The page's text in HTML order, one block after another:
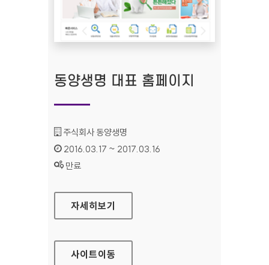
동양생명 대표 홈페이지
기관명 :
주식회사 동양생명
인증기간 :
2016.03.17 ~ 2017.03.16
상태 :
만료
동양생명 대표 홈페이지
자세히보기
사이트이동